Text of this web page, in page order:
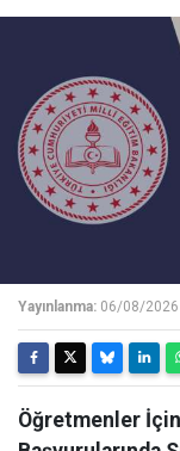
Yayınlanma: 06/08/
Öğretmenler